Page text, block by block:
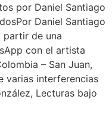
por Daniel Santiago
Daniel Santiago
partir de una
con el artista
– San Juan,
varias interferencias
Lecturas bajo